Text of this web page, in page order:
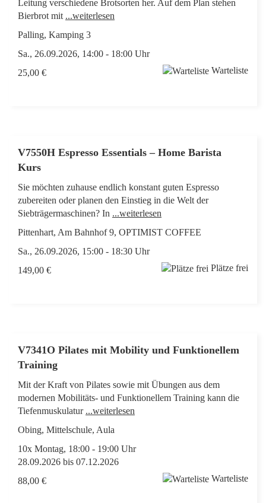
Leitung verschiedene Brotsorten her. Auf dem Plan stehen
Bierbrot mit ...weiterlesen
Palling, Kamping 3
Sa., 26.09.2026, 14:00 - 18:00 Uhr
25,00 €
Warteliste
V7550H Espresso Essentials – Home Barista
Kurs
Sie möchten zuhause endlich konstant guten Espresso
zubereiten oder planen den Einstieg in die Welt der
Siebträgermaschinen? In ...weiterlesen
Pittenhart, Am Bahnhof 9, OPTIMIST COFFEE
Sa., 26.09.2026, 15:00 - 18:30 Uhr
149,00 €
Plätze frei
V7341O Pilates mit Mobility und Funktionellem
Training
Mit der Kraft von Pilates sowie mit Übungen aus dem
modernen Mobilitäts- und Funktionellem Training kann die
Tiefenmuskulatur ...weiterlesen
Obing, Mittelschule, Aula
10x Montag, 18:00 - 19:00 Uhr
28.09.2026 bis 07.12.2026
88,00 €
Warteliste